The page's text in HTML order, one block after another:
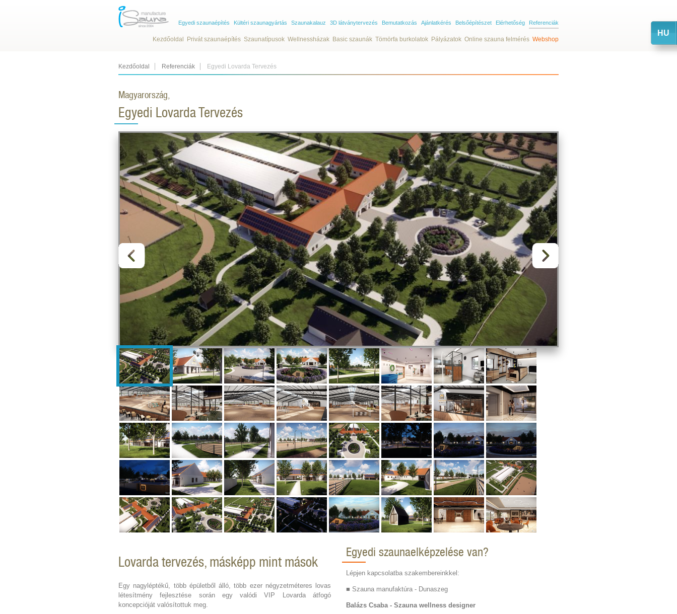
Egyedi szaunaépítés Kültéri szaunagyártás Szaunakalauz 3D látványtervezés Bemutatkozás Ajánlatkérés Belsőépítészet Elérhetőség Referenciák
Kezdőoldal Privát szaunaépítés Szaunatípusok Wellnessházak Basic szaunák Tömörfa burkolatok Pályázatok Online szauna felmérés Webshop
Kezdőoldal Referenciák Egyedi Lovarda Tervezés
Magyarország,
Egyedi Lovarda Tervezés
Lovarda tervezés, másképp mint mások
Egy nagyléptékű, több épületből álló, több ezer négyzetméteres lovas
létesítmény fejlesztése során egy valódi VIP Lovarda átfogó
koncepcióját valósítottuk meg.
Egyedi szaunaelképzelése van?
Lépjen kapcsolatba szakembereinkkel:
■ Szauna manufaktúra - Dunaszeg
Balázs Csaba - Szauna wellness designer
HU